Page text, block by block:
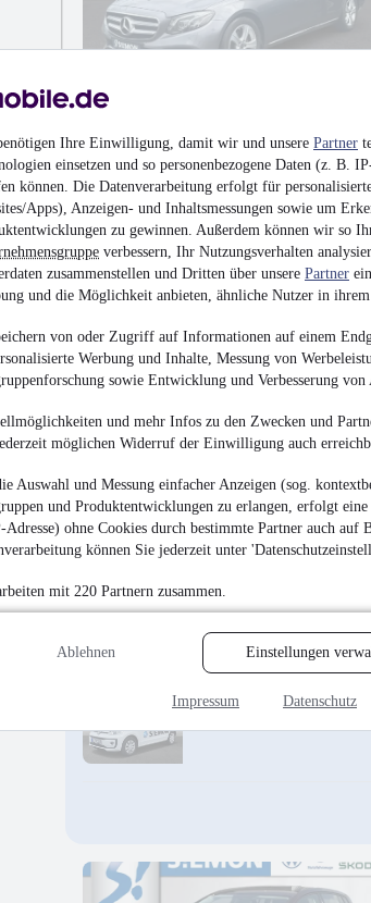
Ihre Einwilligung, damit wir und unsere Partner
einsetzen und so personenbezogene Daten (z. B.
können. Die Datenverarbeitung erfolgt für
Apps), Anzeigen- und Inhaltsmessungen sowie um
zu gewinnen. Außerdem können wir so
verbessern, Ihr Nutzungsverhalten
zusammenstellen und Dritten über unsere Partner
und die Möglichkeit anbieten, ähnliche Nutzer in ihrem
von oder Zugriff auf Informationen auf einem
Werbung und Inhalte, Messung von
sowie Entwicklung und Verbesserung von
und mehr Infos zu den Zwecken und
möglichen Widerruf der Einwilligung auch
Auswahl und Messung einfacher Anzeigen (sog.
und Produktentwicklungen zu erlangen, erfolgt eine
ohne Cookies durch bestimmte Partner auch auf
können Sie jederzeit unter
mit 220 Partnern zusammen.
Ablehnen Einstellungen
Impressum Datenschutz